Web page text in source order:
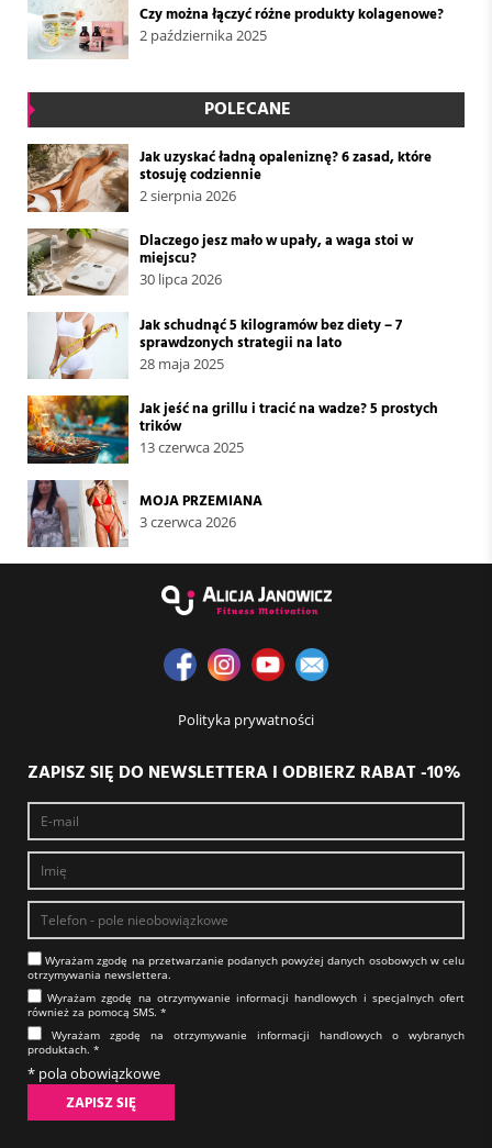
Czy można łączyć różne produkty kolagenowe?
2 października 2025
POLECANE
Jak uzyskać ładną opaleniznę? 6 zasad, które
stosuję codziennie
2 sierpnia 2026
Dlaczego jesz mało w upały, a waga stoi w
miejscu?
30 lipca 2026
Jak schudnąć 5 kilogramów bez diety – 7
sprawdzonych strategii na lato
28 maja 2025
Jak jeść na grillu i tracić na wadze? 5 prostych
trików
13 czerwca 2025
MOJA PRZEMIANA
3 czerwca 2026
Polityka prywatności
ZAPISZ SIĘ DO NEWSLETTERA I ODBIERZ RABAT -10%
Wyrażam zgodę na prze­twa­rza­nie po­da­nych powyżej danych osobowych w celu
otrzy­my­wa­nia new­slet­tera.​​​​​​​
Wyrażam zgodę na otrzy­my­wa­nie in­for­ma­cji han­dlo­wych i specjalnych ofert
również za pomocą SMS.​​​​​​​ *
Wyrażam zgodę na otrzy­my­wa­nie in­for­ma­cji han­dlo­wych o wybranych
produktach.​​​​​​​ *
* pola obowiązkowe